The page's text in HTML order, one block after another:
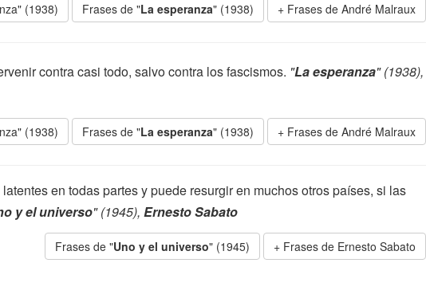
(1938) Frases de "La esperanza" (1938) Frases de André Malraux
contra casi todo, salvo contra los fascismos. "La esperanza" (1938),
(1938) Frases de "La esperanza" (1938) Frases de André Malraux
en todas partes y puede resurgir en muchos otros países, si las
y el universo" (1945), Ernesto Sabato
Frases de "Uno y el universo" (1945) Frases de Ernesto Sabato